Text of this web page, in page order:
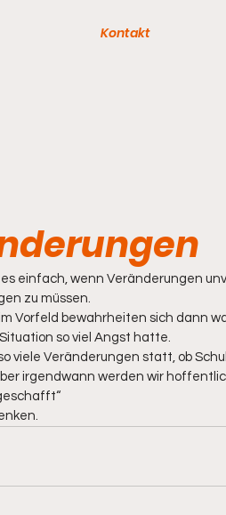
Kontakt
einfach, wenn Veränderungen
zu müssen.
Vorfeld bewahrheiten sich dann
so viel Angst hatte.
viele Veränderungen statt, ob
irgendwann werden wir